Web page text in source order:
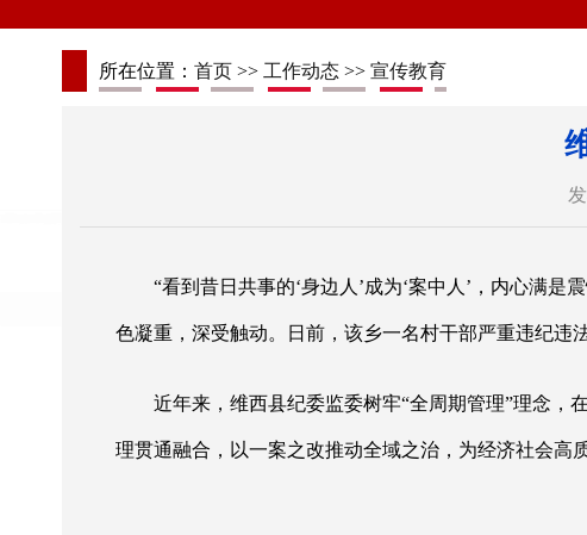
所在位置： 首页 >> 工作动态 >> 宣传教育
“看到昔日共事的‘身边人’成为‘案中人’，内心满
色凝重，深受触动。日前，该乡一名村干部严重违纪违
近年来，维西县纪委监委树牢“全周期管理”理念，
理贯通融合，以一案之改推动全域之治，为经济社会高